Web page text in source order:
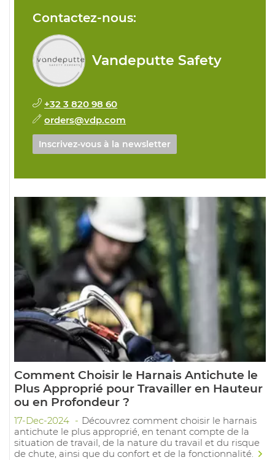
Contactez-nous:
Vandeputte Safety
+32 3 820 98 60
orders@vdp.com
Inscrivez-vous à la newsletter
Comment Choisir le Harnais Antichute le
Plus Approprié pour Travailler en Hauteur
ou en Profondeur ?
17-Dec-2024
Découvrez comment choisir le harnais
antichute le plus approprié, en tenant compte de la
situation de travail, de la nature du travail et du risque
de chute, ainsi que du confort et de la fonctionnalité.